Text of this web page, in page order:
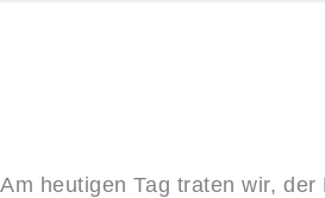
Am heutigen Tag traten wir,